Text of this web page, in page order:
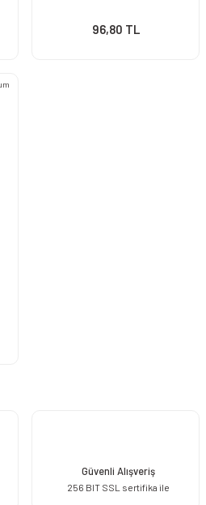
96,80 TL
Güvenli Alışveriş
256 BIT SSL sertifika ile